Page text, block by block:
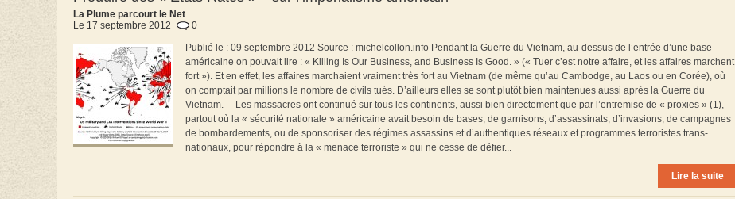
La Plume parcourt le Net
Le 17 septembre 2012
0
Publié le : 09 septembre 2012 Source : michelcollon.info Pendant la Guerre du Vietnam, au-dessus de l’entrée d’une base
américaine on pouvait lire : « Killing Is Our Business, and Business Is Good. » (« Tuer c’est notre affaire, et les affaires marchent
fort »). Et en effet, les affaires marchaient vraiment très fort au Vietnam (de même qu’au Cambodge, au Laos ou en Corée), où
on comptait par millions le nombre de civils tués. D’ailleurs elles se sont plutôt bien maintenues aussi après la Guerre du
Vietnam. Les massacres ont continué sur tous les continents, aussi bien directement que par l’entremise de « proxies » (1),
partout où la « sécurité nationale » américaine avait besoin de bases, de garnisons, d’assassinats, d’invasions, de campagnes
de bombardements, ou de sponsoriser des régimes assassins et d’authentiques réseaux et programmes terroristes trans-
nationaux, pour répondre à la « menace terroriste » qui ne cesse de défier...
Lire la suite